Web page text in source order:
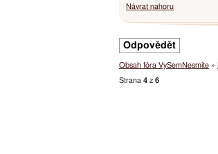
Návrat nahoru
Odpovědět
Obsah fóra VySemNesmíte »
Strana 4 z 6